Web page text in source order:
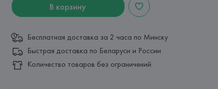
В корзину
Бесплатная доставка за 2 часа по Минску
Быстрая доставка по Беларуси и России
Количество товаров без ограничений